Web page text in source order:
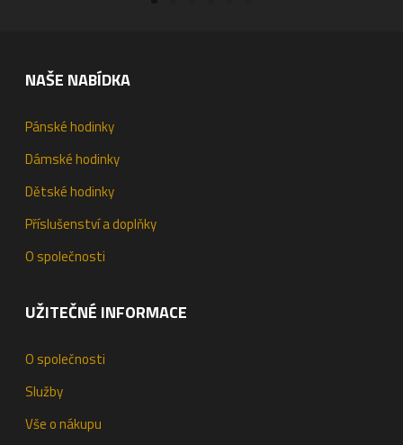
NAŠE NABÍDKA
Pánské hodinky
Dámské hodinky
Dětské hodinky
Příslušenství a doplňky
O společnosti
UŽITEČNÉ INFORMACE
O společnosti
Služby
Vše o nákupu